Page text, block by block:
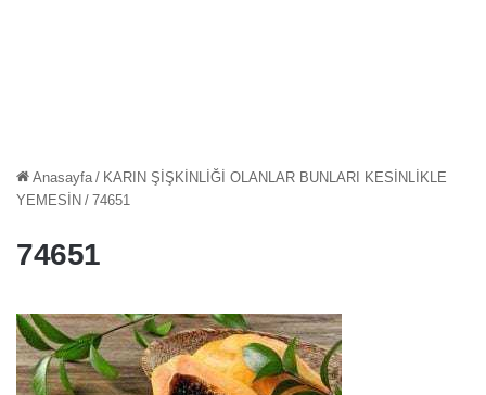
Anasayfa / KARIN ŞİŞKİNLİĞİ OLANLAR BUNLARI KESİNLİKLE
YEMESİN / 74651
74651